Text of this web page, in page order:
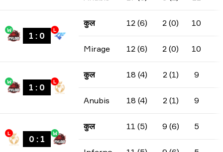
W
1 : 0
L
कुल 12 (6) 2 (0) 10
Mirage 12 (6) 2 (0) 10
W
1 : 0
L
कुल 18 (4) 2 (1) 9
Anubis 18 (4) 2 (1) 9
L
0 : 1
W
कुल 11 (5) 9 (6) 5